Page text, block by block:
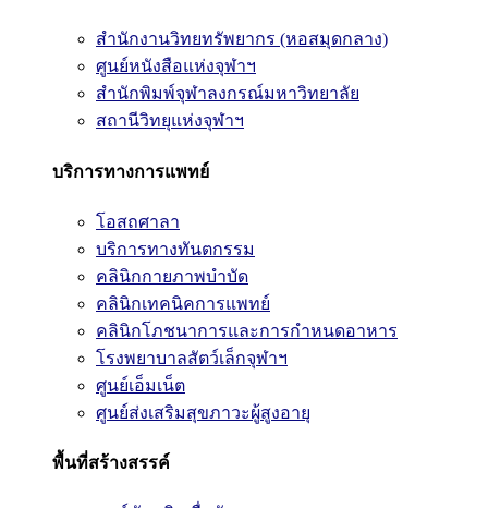
สำนักงานวิทยทรัพยากร (หอสมุดกลาง)
ศูนย์หนังสือแห่งจุฬาฯ
สำนักพิมพ์จุฬาลงกรณ์มหาวิทยาลัย
สถานีวิทยุแห่งจุฬาฯ
บริการทางการแพทย์
โอสถศาลา
บริการทางทันตกรรม
คลินิกกายภาพบำบัด
คลินิกเทคนิคการแพทย์
คลินิกโภชนาการและการกำหนดอาหาร
โรงพยาบาลสัตว์เล็กจุฬาฯ
ศูนย์เอ็มเน็ต
ศูนย์ส่งเสริมสุขภาวะผู้สูงอายุ
พื้นที่สร้างสรรค์